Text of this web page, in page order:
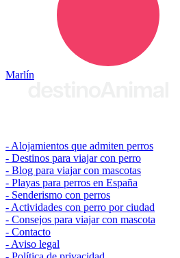
Marlín
Alojamientos que admiten perros
Destinos para viajar con perro
Blog para viajar con mascotas
Playas para perros en España
Senderismo con perros
Actividades con perro por ciudad
Consejos para viajar con mascota
Contacto
Aviso legal